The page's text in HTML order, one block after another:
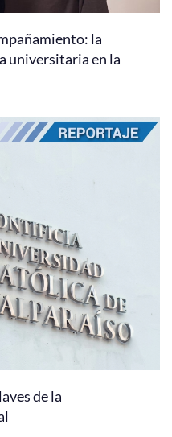
la
universitaria en la
de la